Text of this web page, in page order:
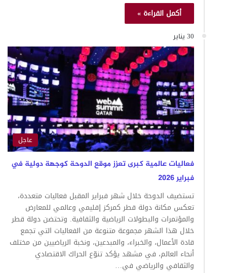
أكمل القراءة »
30 يناير
عاجل
فعاليات عالمية كبرى تعزز موقع الدوحة كوجهة دولية في
فبراير 2026
تستضيف الدوحة خلال شهر فبراير المقبل فعاليات متعددة،
تعكس مكانة دولة قطر كمركز إقليمي وعالمي للمعارض
والمؤتمرات والبطولات الرياضية والثقافية. وتحتضن دولة قطر
خلال هذا الشهر مجموعة متنوعة من الفعاليات التي تجمع
قادة الأعمال، والخبراء، والمبدعين، ونخبة الرياضيين من مختلف
أنحاء العالم، في مشهد يؤكد تنوّع الحراك الاقتصادي
والثقافي والرياضي في…